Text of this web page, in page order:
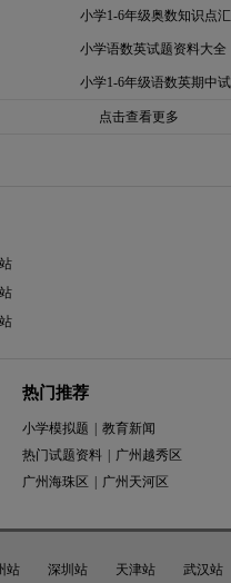
小学1-6年级奥数知识点
小学语数英试题资料大全
小学1-6年级语数英期中
点击查看更多
热门推荐
小学模拟题
教育新闻
热门试题资料
广州越秀区
广州海珠区
广州天河区
站 深圳站 天津站
武汉站